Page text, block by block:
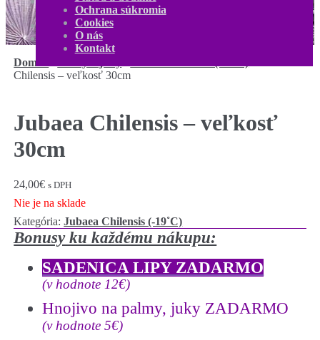
Ochrana súkromia
Cookies
O nás
Kontakt
€ 0 produktov
Domov
Chilensis – veľkosť 30cm
Jubaea Chilensis – veľkosť
30cm
24,00€ s DPH
Nie je na sklade
Kategória:Jubaea Chilensis (-19˚C)
Bonusy ku každému nákupu:
SADENICA LIPY ZADARMO
(v hodnote 12€)
Hnojivo na palmy, juky ZADARMO
(v hodnote 5€)